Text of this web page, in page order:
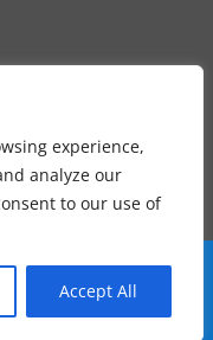
experience,
analyze our
to our use of
Accept All
ne smije stupati u
Manastir